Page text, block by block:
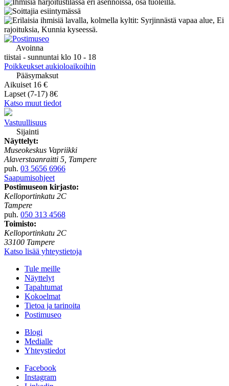
Avoinna
tiistai - sunnuntai klo 10 - 18
Poikkeukset aukioloaikoihin
Pääsymaksut
Aikuiset 16 €
Lapset (7-17) 8€
Katso muut tiedot
Vastuullisuus
Sijainti
Näyttelyt:
Museokeskus Vapriikki
Alaverstaanraitti 5, Tampere
puh. 03 5656 6966
Saapumisohjeet
Postimuseon kirjasto:
Kelloportinkatu 2C
Tampere
puh. 050 313 4568
Toimisto:
Kelloportinkatu 2C
33100 Tampere
Katso lisää yhteystietoja
Tule meille
Näyttelyt
Tapahtumat
Kokoelmat
Tietoa ja tarinoita
Postimuseo
Blogi
Medialle
Yhteystiedot
Facebook
Instagram